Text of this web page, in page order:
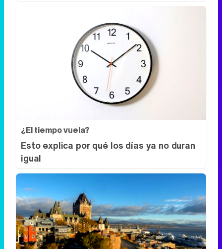
¿El tiempo vuela?
Esto explica por qué los días ya no duran
igual